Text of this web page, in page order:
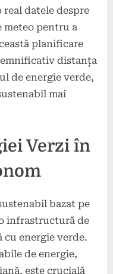
datele despre
pentru a
planificare
distanța
de energie verde,
mai
Verzi în
bazat pe
infrastructură de
energie verde.
de energie,
este crucială